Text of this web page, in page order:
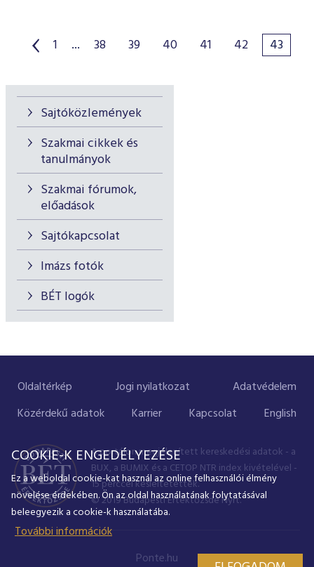
Sajtóközlemények
Szakmai cikkek és
tanulmányok
Szakmai fórumok,
előadások
Sajtókapcsolat
Imázs fotók
BÉT logók
1 ... 38 39 40 41 42 43
Oldaltérkép Jogi nyilatkozat
Adatvédelem
Közérdekű adatok
Karrier Kapcsolat English
A portálon megjelenített kereskedési adatok - a
BUX, a BUMIX és a CETOP NTR index kivételével -
15 perccel késleltetettek.
© 2019 Budapesti Értéktőzsde Nyrt.
Ponte.hu
COOKIE-K ENGEDÉLYEZÉSE
Ez a weboldal cookie-kat használ az online felhasználói élmény
növelése érdekében. Ön az oldal használatának folytatásával
beleegyezik a cookie-k használatába.
További információk